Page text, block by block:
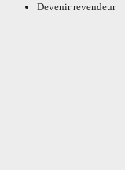
Devenir revendeur